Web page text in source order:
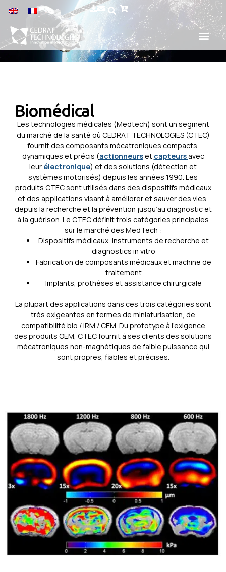
Biomédical
Les technologies médicales (Medtech) sont un segment
du marché de la santé où CEDRAT TECHNOLOGIES (CTEC)
fournit des composants mécatroniques compacts,
dynamiques et précis (actionneurset capteurs avec
leur électronique) et des solutions (détection et
systèmes motorisés) depuis les années 1990. Les
produits CTEC sont utilisés dans des dispositifs médicaux
et des applications visant à améliorer et sauver des vies,
depuis la recherche et la prévention jusqu’au diagnostic et
à la guérison. Le CTEC définit trois catégories principales
sur le marché des MedTech :
Dispositifs médicaux, instruments de recherche et
diagnostics in vitro
Fabrication de composants médicaux et machine de
traitement
Implants, prothèses et assistance chirurgicale
La plupart des applications dans ces trois catégories sont
très exigeantes en termes de miniaturisation, de
compatibilité bio / IRM / CEM. Du prototype à l’exigence
des produits OEM, CTEC fournit à ses clients des solutions
mécatroniques non-magnétiques de faible puissance qui
sont propres, fiables et précises.